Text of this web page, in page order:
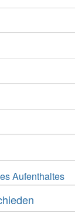
Aufenthaltes